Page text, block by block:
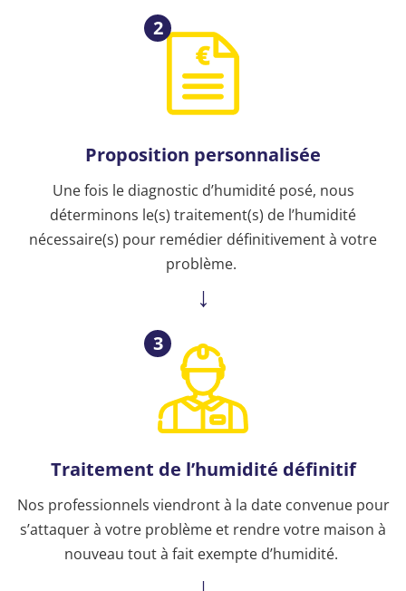
2
Proposition personnalisée
Une fois le diagnostic d’humidité posé, nous
déterminons le(s) traitement(s) de l’humidité
nécessaire(s) pour remédier définitivement à votre
problème.
3
Traitement de l’humidité définitif
Nos professionnels viendront à la date convenue pour
s’attaquer à votre problème et rendre votre maison à
nouveau tout à fait exempte d’humidité.